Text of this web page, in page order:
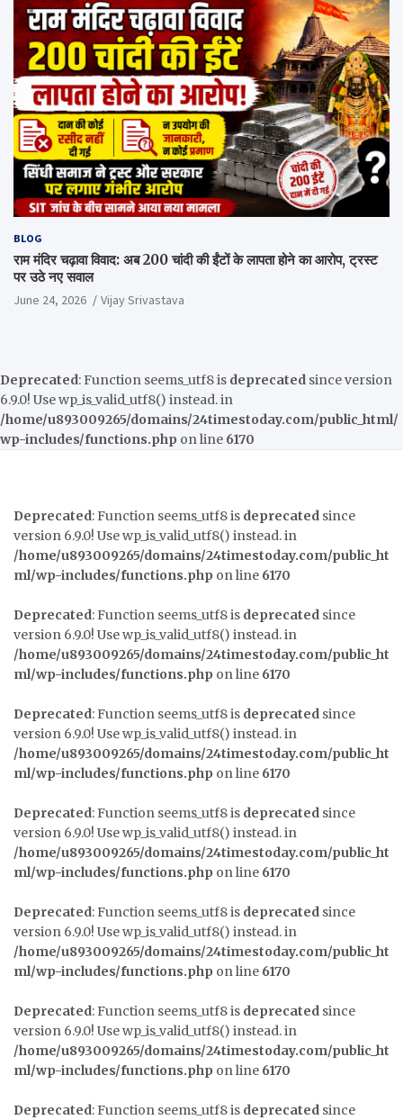
BLOG
राम मंदिर चढ़ावा विवाद: अब 200 चांदी की ईंटों के लापता होने का आरोप, ट्रस्ट
पर उठे नए सवाल
June 24, 2026 Vijay Srivastava
Deprecated: Function seems_utf8 is deprecated since version
6.9.0! Use wp_is_valid_utf8() instead. in
/home/u893009265/domains/24timestoday.com/public_html/
wp-includes/functions.php on line 6170
Deprecated: Function seems_utf8 is deprecated since
version 6.9.0! Use wp_is_valid_utf8() instead. in
/home/u893009265/domains/24timestoday.com/public_ht
ml/wp-includes/functions.php on line 6170
Deprecated: Function seems_utf8 is deprecated since
version 6.9.0! Use wp_is_valid_utf8() instead. in
/home/u893009265/domains/24timestoday.com/public_ht
ml/wp-includes/functions.php on line 6170
Deprecated: Function seems_utf8 is deprecated since
version 6.9.0! Use wp_is_valid_utf8() instead. in
/home/u893009265/domains/24timestoday.com/public_ht
ml/wp-includes/functions.php on line 6170
Deprecated: Function seems_utf8 is deprecated since
version 6.9.0! Use wp_is_valid_utf8() instead. in
/home/u893009265/domains/24timestoday.com/public_ht
ml/wp-includes/functions.php on line 6170
Deprecated: Function seems_utf8 is deprecated since
version 6.9.0! Use wp_is_valid_utf8() instead. in
/home/u893009265/domains/24timestoday.com/public_ht
ml/wp-includes/functions.php on line 6170
Deprecated: Function seems_utf8 is deprecated since
version 6.9.0! Use wp_is_valid_utf8() instead. in
/home/u893009265/domains/24timestoday.com/public_ht
ml/wp-includes/functions.php on line 6170
Deprecated: Function seems_utf8 is deprecated since